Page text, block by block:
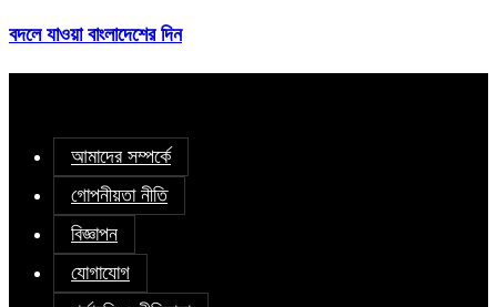
বদলে যাওয়া বাংলাদেশের দিন
আমাদের সম্পর্কে
গোপনীয়তা নীতি
বিজ্ঞাপন
যোগাযোগ